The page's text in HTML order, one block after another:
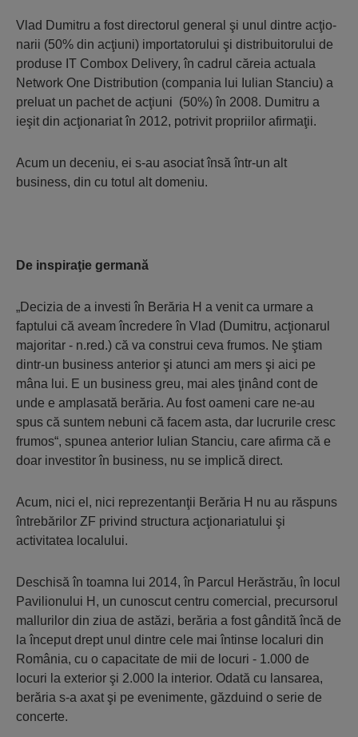
Vlad Dumitru a fost directorul general şi unul dintre acţio­
na­rii (50% din acţiuni) importatorului şi distri­buitorului de
produse IT Combox Delivery, în cadrul căreia actuala
Network One Distribution (compania lui Iulian Stanciu) a
preluat un pachet de acţiuni (50%) în 2008. Dumitru a
ieşit din acţionariat în 2012, potrivit propriilor afirmaţii.
Acum un deceniu, ei s-au asociat însă într-un alt
business, din cu totul alt domeniu.
De inspiraţie germană
„Decizia de a investi în Berăria H a venit ca urmare a
faptului că aveam încredere în Vlad (Dumitru, acţionarul
majoritar - n.red.) că va construi ceva frumos. Ne ştiam
dintr-un business anterior şi atunci am mers şi aici pe
mâna lui. E un business greu, mai ales ţinând cont de
unde e amplasată beră­ria. Au fost oa­meni care ne-au
spus că sun­tem nebuni că facem asta, dar lucrurile cresc
frumos“, spu­nea anterior Iulian Stanciu, care afirma că e
doar investitor în business, nu se implică di­rect.
Acum, nici el, nici reprezentanţii Beră­ria H nu au răspuns
întrebărilor ZF privind structura acţionariatului şi
activitatea localului.
Deschisă în toamna lui 2014, în Parcul Herăstrău, în locul
Pavilionului H, un cunoscut centru comercial, precursorul
mallurilor din ziua de astăzi, berăria a fost gândită încă de
la început drept unul dintre cele mai întinse localuri din
România, cu o capacitate de mii de locuri - 1.000 de
locuri la exterior şi 2.000 la interior. Odată cu lansarea,
berăria s-a axat şi pe evenimente, găzduind o serie de
concerte.